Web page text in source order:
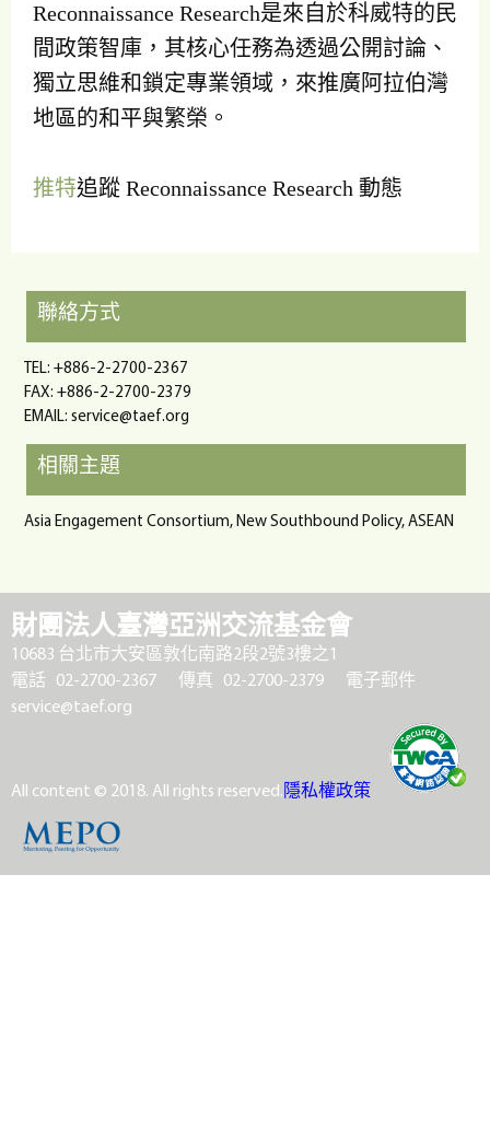
Reconnaissance Research是來自於科威特的民
間政策智庫，其核心任務為透過公開討論、
獨立思維和鎖定專業領域，來推廣阿拉伯灣
地區的和平與繁榮。
推特追蹤 Reconnaissance Research 動態
聯絡方式
TEL: +886-2-2700-2367
FAX: +886-2-2700-2379
EMAIL: service@taef.org
相關主題
Asia Engagement Consortium, New Southbound Policy, ASEAN
財團法人臺灣亞洲交流基金會
10683 台北市大安區敦化南路2段2號3樓之1
電話 02-2700-2367
傳真 02-2700-2379
電子郵件
service@taef.org
All content © 2018. All rights reserved.隱私權政策